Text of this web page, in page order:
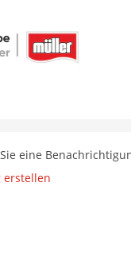
eine